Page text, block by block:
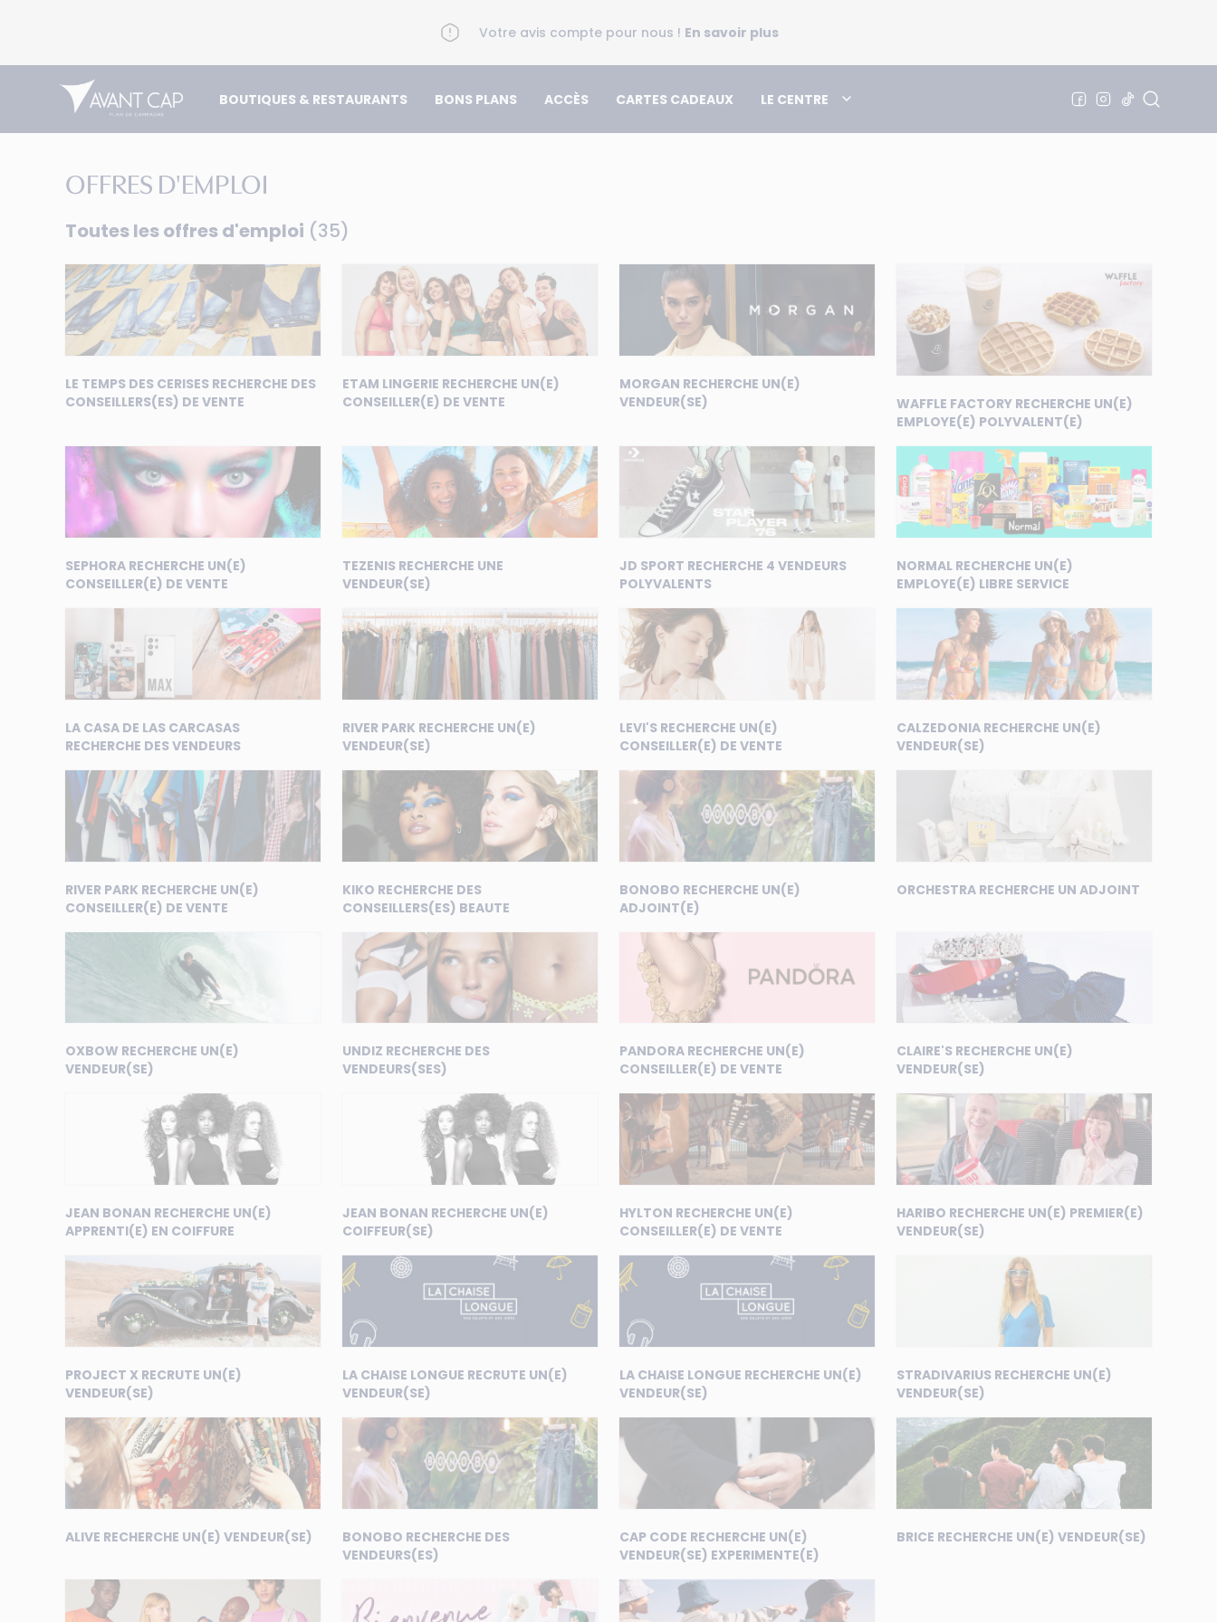
Votre avis compte pour nous ! En savoir plus
BOUTIQUES & RESTAURANTS BONS PLANS ACCÈS CARTES CADEAUX LE CENTRE
OFFRES D'EMPLOI
Toutes les offres d'emploi (35)
LE TEMPS DES CERISES RECHERCHE DES
CONSEILLERS(ES) DE VENTE
ETAM LINGERIE RECHERCHE UN(E)
CONSEILLER(E) DE VENTE
MORGAN RECHERCHE UN(E)
VENDEUR(SE)
WAFFLE FACTORY RECHERCHE UN(E)
EMPLOYE(E) POLYVALENT(E)
SEPHORA RECHERCHE UN(E)
CONSEILLER(E) DE VENTE
TEZENIS RECHERCHE UNE
VENDEUR(SE)
JD SPORT RECHERCHE 4 VENDEURS
POLYVALENTS
NORMAL RECHERCHE UN(E)
EMPLOYE(E) LIBRE SERVICE
LA CASA DE LAS CARCASAS
RECHERCHE DES VENDEURS
RIVER PARK RECHERCHE UN(E)
VENDEUR(SE)
LEVI'S RECHERCHE UN(E)
CONSEILLER(E) DE VENTE
CALZEDONIA RECHERCHE UN(E)
VENDEUR(SE)
RIVER PARK RECHERCHE UN(E)
CONSEILLER(E) DE VENTE
KIKO RECHERCHE DES
CONSEILLERS(ES) BEAUTE
BONOBO RECHERCHE UN(E)
ADJOINT(E)
ORCHESTRA RECHERCHE UN ADJOINT
OXBOW RECHERCHE UN(E)
VENDEUR(SE)
UNDIZ RECHERCHE DES
VENDEURS(SES)
PANDORA RECHERCHE UN(E)
CONSEILLER(E) DE VENTE
CLAIRE'S RECHERCHE UN(E)
VENDEUR(SE)
JEAN BONAN RECHERCHE UN(E)
APPRENTI(E) EN COIFFURE
JEAN BONAN RECHERCHE UN(E)
COIFFEUR(SE)
HYLTON RECHERCHE UN(E)
CONSEILLER(E) DE VENTE
HARIBO RECHERCHE UN(E) PREMIER(E)
VENDEUR(SE)
PROJECT X RECRUTE UN(E)
VENDEUR(SE)
LA CHAISE LONGUE RECRUTE UN(E)
VENDEUR(SE)
LA CHAISE LONGUE RECHERCHE UN(E)
VENDEUR(SE)
STRADIVARIUS RECHERCHE UN(E)
VENDEUR(SE)
ALIVE RECHERCHE UN(E) VENDEUR(SE)
BONOBO RECHERCHE DES
VENDEURS(ES)
CAP CODE RECHERCHE UN(E)
VENDEUR(SE) EXPERIMENTE(E)
BRICE RECHERCHE UN(E) VENDEUR(SE)